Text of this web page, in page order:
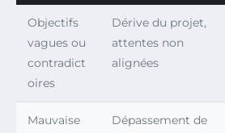
Objectifs
vagues ou
contradict
oires
Dérive du projet,
attentes non
alignées
Mauvaise
Dépassement de